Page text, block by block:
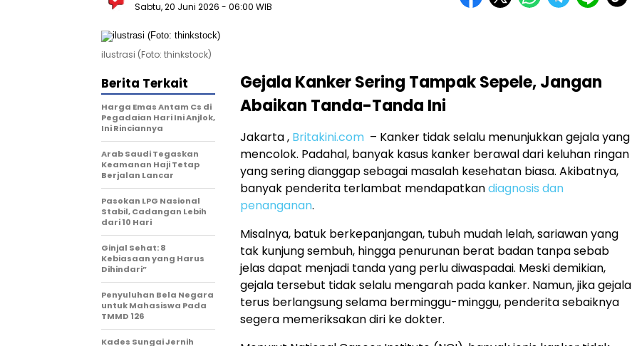
Sabtu, 20 Juni 2026 - 06:00 WIB
ilustrasi (Foto: thinkstock)
Gejala Kanker Sering Tampak Sepele, Jangan
Abaikan Tanda-Tanda Ini
Jakarta , Britakini.com – Kanker tidak selalu menunjukkan gejala yang
mencolok. Padahal, banyak kasus kanker berawal dari keluhan ringan
yang sering dianggap sebagai masalah kesehatan biasa. Akibatnya,
banyak penderita terlambat mendapatkandiagnosis dan
penanganan.
Misalnya, batuk berkepanjangan, tubuh mudah lelah, sariawan yang
tak kunjung sembuh, hingga penurunan berat badan tanpa sebab
jelas dapat menjadi tanda yang perlu diwaspadai. Meski demikian,
gejala tersebut tidak selalu mengarah pada kanker. Namun, jika gejala
terus berlangsung selama berminggu-minggu, penderita sebaiknya
segera memeriksakan diri ke dokter.
Berita Terkait
Harga Emas Antam Cs di
Pegadaian Hari Ini Anjlok,
Ini Rinciannya
Arab Saudi Tegaskan
Keamanan Haji Tetap
Berjalan Lancar
Pasokan LPG Nasional
Stabil, Cadangan Lebih
dari 10 Hari
Ginjal Sehat: 8
Kebiasaan yang Harus
Dihindari”
Penyuluhan Bela Negara
untuk Mahasiswa Pada
TMMD 126
Kades Sungai Jernih